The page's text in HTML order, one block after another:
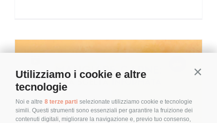
Utilizziamo i cookie e altre
tecnologie
Noi e altre 8 terze parti selezionate utilizziamo cookie e tecnologie
simili. Questi strumenti sono essenziali per garantire la fruizione dei
contenuti digitali, migliorare la navigazione e, previo tuo consenso,